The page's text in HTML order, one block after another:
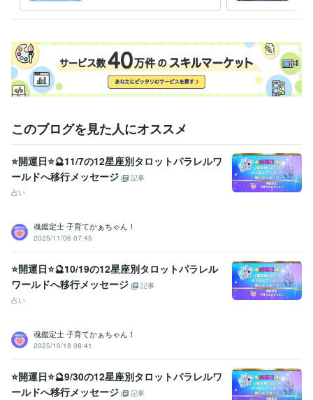
返信させていただきまして
させていただきます❤️
ご納得いただけましたら
サービスのご購入のお手続きを
お願いいたします(*^^*)
ご相談や鑑定を
お受けいただいた後に
感じていただけますよう
鑑定書を作成しております。
福祉住環境コーディネーター2級
福祉用具専門相談員
得意分野
悩み相談・カウンセリング 【複数占術による解決策】 【親子鑑定】
【魂の気質から読み解く不登校の悩み相談】
【ママへの♡パラレル
シフトメッセージ】
子育ての悩み
占い 【魂の気質から読み解く宝物(才能)鑑定】
ためのお手伝い♡♪】
悩み相談 子育ての悩み 仕事 家族の悩み
このブログを見た人にオススメ
⭐開運日⭐🔮11/7の12星座別タロットパラレルワ
ールドへ移行メッセージ
記事
占い
魂鑑定士 子育てかぁちゃん！
2025/11/06 07:45
⭐開運日⭐🔮10/19の12星座別タロットパラレル
ワールドへ移行メッセージ
記事
占い
魂鑑定士 子育てかぁちゃん！
2025/10/18 08:41
⭐開運日⭐🔮9/30の12星座別タロットパラレルワ
ールドへ移行メッセージ
記事